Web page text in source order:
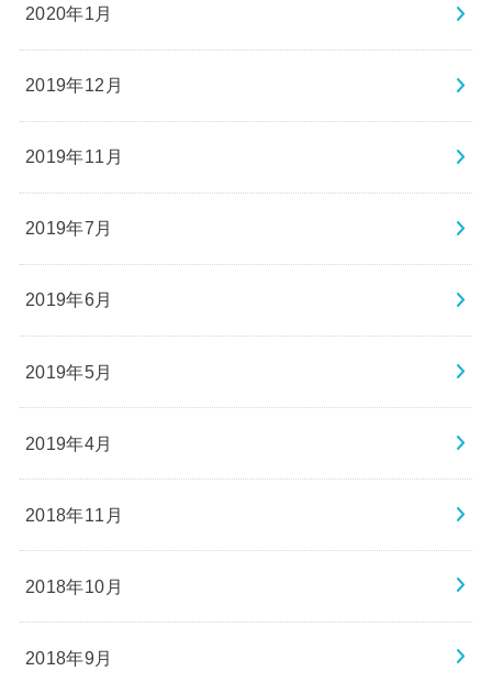
2020年1月
2019年12月
2019年11月
2019年7月
2019年6月
2019年5月
2019年4月
2018年11月
2018年10月
2018年9月